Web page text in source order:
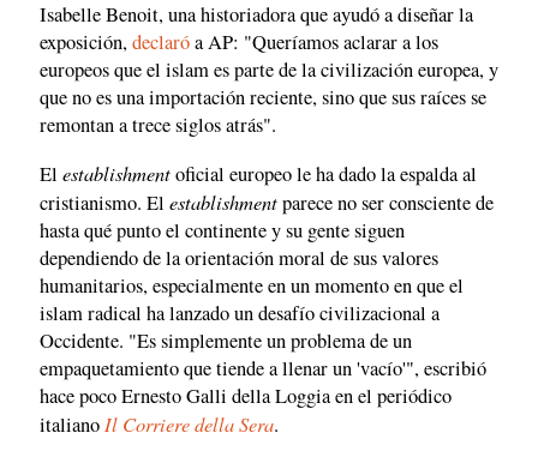
Isabelle Benoit, una historiadora que ayudó a diseñar la
exposición,declaróa AP: "Queríamos aclarar a los
europeos que el islam es parte de la civilización europea, y
que no es una importación reciente, sino que sus raíces se
remontan a trece siglos atrás".
El establishmentoficial europeo le ha dado la espalda al
cristianismo. El establishmentparece no ser consciente de
hasta qué punto el continente y su gente siguen
dependiendo de la orientación moral de sus valores
humanitarios, especialmente en un momento en que el
islam radical ha lanzado un desafío civilizacional a
Occidente. "Es simplemente un problema de un
empaquetamiento que tiende a llenar un 'vacío'", escribió
hace poco Ernesto Galli della Loggia en el periódico
italiano Il Corriere della Sera.